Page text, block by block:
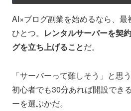
AI×ブログ副業を始めるなら、最
ひとつ。 レンタルサーバーを契
グを立ち上げることだ。
「サーバーって難しそう」と思
初心者でも30分あれば開設でき
ーを選ぶかだ。